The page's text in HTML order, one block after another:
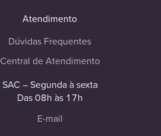
Atendimento
Dúvidas Frequentes
Central de Atendimento
SAC – Segunda à sexta
Das 08h às 17h
E-mail